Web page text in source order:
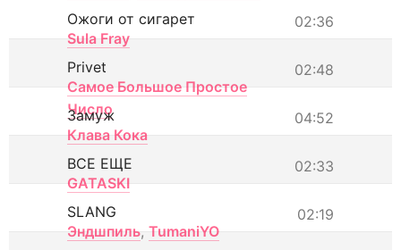
02:36
Ожоги от сигарет
Sula Fray
02:48
Privet
Самое Большое Простое
Число
04:52
Замуж
Клава Кока
02:33
ВСЕ ЕЩЕ
GATASKI
02:19
SLANG
Эндшпиль, TumaniYO